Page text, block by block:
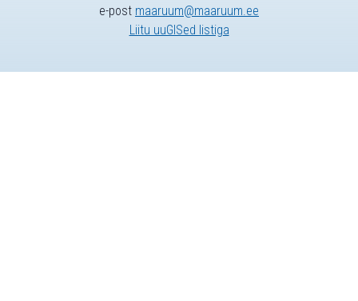
e-post maaruum@maaruum.ee
Liitu uuGISed listiga